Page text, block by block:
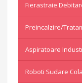
Fierastraie
Preincalzire/
Aspiratoare
Roboti Sudare